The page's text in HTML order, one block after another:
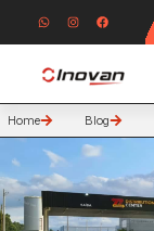
Home Blog